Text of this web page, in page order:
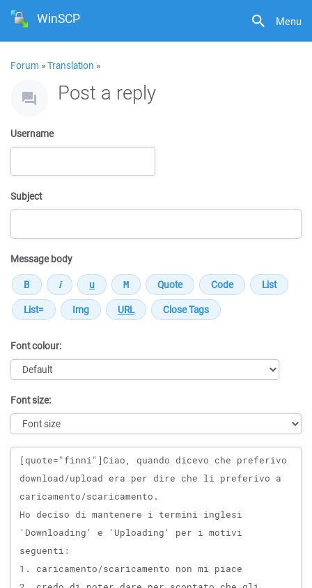
Menu
WinSCP
Forum »Translation »
Post a reply
Username
Subject
Message body
Font colour:
Font size:
Message